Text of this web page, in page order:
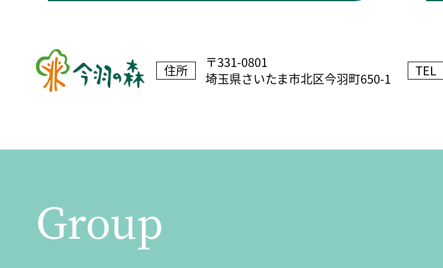
住所
〒331-0801
埼玉県さいたま市北区今羽町650-1
TEL
Group